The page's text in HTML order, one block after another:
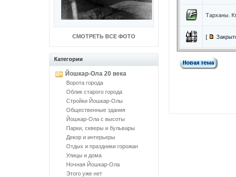
СМОТРЕТЬ ВСЕ ФОТО
Категории
Йошкар-Ола 20 века
Ворота города
Облик старого города
Стройки Йошкар-Олы
Общественные здания
Йошкар-Ола с высоты
Парки, скверы и бульвары
Декор и интерьеры
Отдых и праздники горожан
Улицы и дома
Ночная Йошкар-Ола
Этого уже нет
Тарханы.
[